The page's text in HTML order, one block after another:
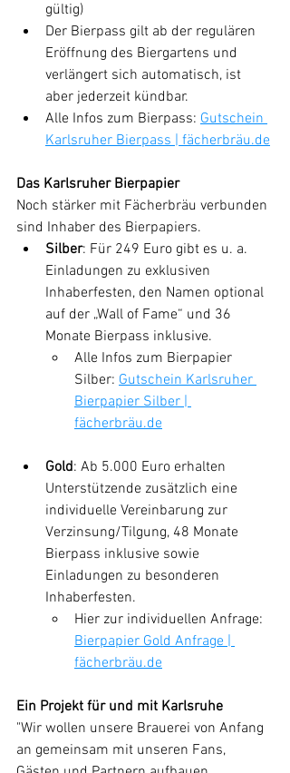
gültig)
Der Bierpass gilt ab der regulären
Eröffnung des Biergartens und
verlängert sich automatisch, ist
aber jederzeit kündbar.
Alle Infos zum Bierpass: Gutschein
Karlsruher Bierpass | fächerbräu.de
Das Karlsruher Bierpapier
Noch stärker mit Fächerbräu verbunden
sind Inhaber des Bierpapiers.
Silber: Für 249 Euro gibt es u. a.
Einladungen zu exklusiven
Inhaberfesten, den Namen optional
auf der „Wall of Fame“ und 36
Monate Bierpass inklusive.
Alle Infos zum Bierpapier
Silber: Gutschein Karlsruher
Bierpapier Silber |
fächerbräu.de
Gold: Ab 5.000 Euro erhalten
Unterstützende zusätzlich eine
individuelle Vereinbarung zur
Verzinsung/Tilgung, 48 Monate
Bierpass inklusive sowie
Einladungen zu besonderen
Inhaberfesten.
Hier zur individuellen Anfrage:
Bierpapier Gold Anfrage |
fächerbräu.de
Ein Projekt für und mit Karlsruhe
"Wir wollen unsere Brauerei von Anfang
an gemeinsam mit unseren Fans,